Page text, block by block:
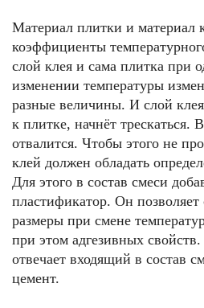
Материал плитки и материал
коэффициенты
слой клея и сама плитка при
изменении температуры
разные величины. И слой
к плитке, начнёт трескаться.
отвалится. Чтобы этого не
клей должен обладать
Для этого в состав смеси
пластификатор. Он
размеры при смене
при этом адгезивных
отвечает входящий в состав
цемент.